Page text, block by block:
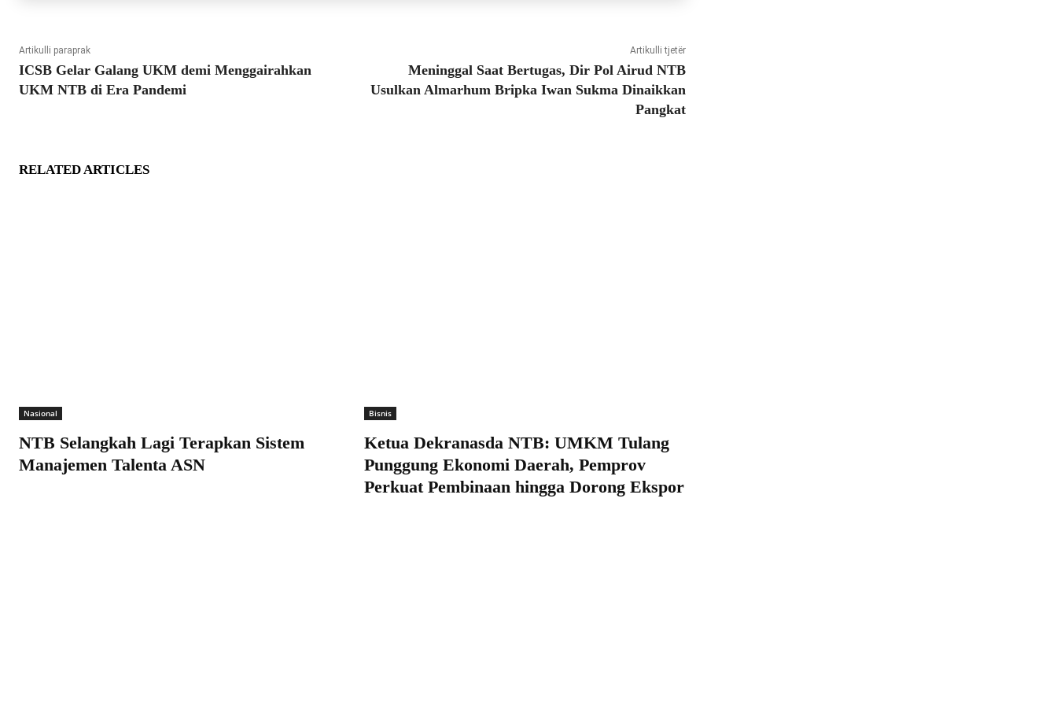
Artikulli paraprak
ICSB Gelar Galang UKM demi Menggairahkan
UKM NTB di Era Pandemi
Artikulli tjetër
Meninggal Saat Bertugas, Dir Pol Airud NTB
Usulkan Almarhum Bripka Iwan Sukma Dinaikkan
Pangkat
RELATED ARTICLES
Nasional
NTB Selangkah Lagi Terapkan Sistem
Manajemen Talenta ASN
Bisnis
Ketua Dekranasda NTB: UMKM Tulang
Punggung Ekonomi Daerah, Pemprov
Perkuat Pembinaan hingga Dorong Ekspor